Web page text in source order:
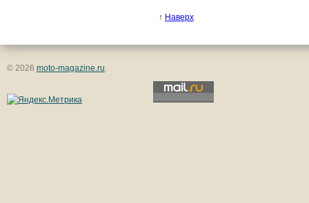
↑ Наверх
© 2026 moto-magazine.ru